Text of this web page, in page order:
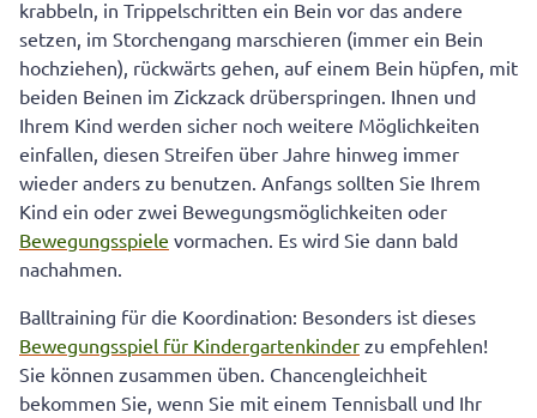
krabbeln, in Trippelschritten ein Bein vor das andere
setzen, im Storchengang marschieren (immer ein Bein
hochziehen), rückwärts gehen, auf einem Bein hüpfen, mit
beiden Beinen im Zickzack drüberspringen. Ihnen und
Ihrem Kind werden sicher noch weitere Möglichkeiten
einfallen, diesen Streifen über Jahre hinweg immer
wieder anders zu benutzen. Anfangs sollten Sie Ihrem
Kind ein oder zwei Bewegungsmöglichkeiten oder
Bewegungsspiele vormachen. Es wird Sie dann bald
nachahmen.
Balltraining für die Koordination: Besonders ist dieses
Bewegungsspiel für Kindergartenkinder zu empfehlen!
Sie können zusammen üben. Chancengleichheit
bekommen Sie, wenn Sie mit einem Tennisball und Ihr